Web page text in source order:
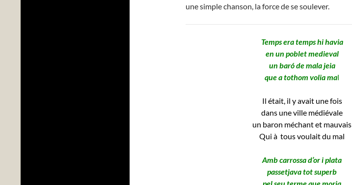
une simple chanson, la force de se soulever.
Temps era temps hi havia
en un poblet medieval
un baró de mala jeia
que a tothom volia mal
Il était, il y avait une fois
dans une ville médiévale
un baron méchant et mauvais
Qui à tous voulait du mal
Amb carrossa d’or i plata
passetjava tot superb